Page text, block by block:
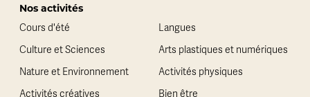
Nos activités
Cours d'été
Langues
Culture et Sciences
Arts plastiques et numériques
Nature et Environnement
Activités physiques
Activités créatives
Bien être